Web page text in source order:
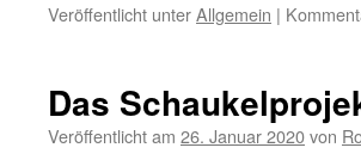
Veröffentlicht unterAllgemein |
Das
Veröffentlicht am 26. Januar 2020von